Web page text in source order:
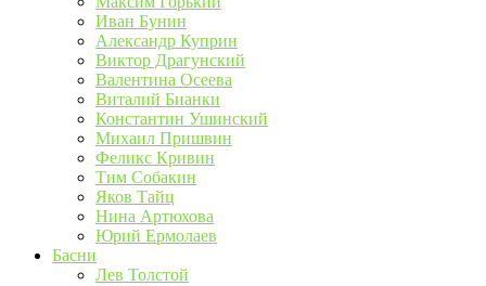
Иван Бунин
Александр Куприн
Виктор Драгунский
Валентина Осеева
Виталий Бианки
Константин Ушинский
Михаил Пришвин
Феликс Кривин
Тим Собакин
Яков Тайц
Нина Артюхова
Юрий Ермолаев
Басни
Лев Толстой